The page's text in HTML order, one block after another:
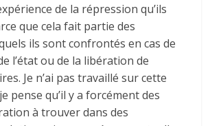
de la répression qu’ils
que cela fait partie des
ils sont confrontés en cas de
l’état ou de la libération de
Je n’ai pas travaillé sur cette
pense qu’il y a forcément des
à trouver dans des